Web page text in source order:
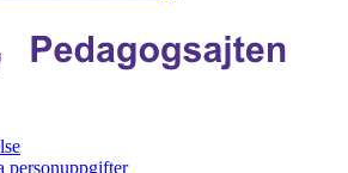
personuppgifter